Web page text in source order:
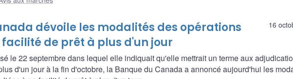
16
dévoile les modalités des opérations
de prêt à plus d'un jour
le 22 septembre dans lequel elle indiquait qu'elle mettrait un terme aux
d'un jour à la fin d'octobre, la Banque du Canada a annoncé aujourd'hui les